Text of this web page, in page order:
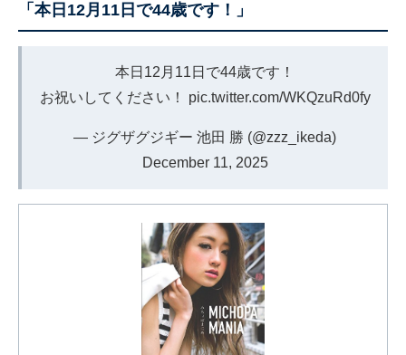
「本日12月11日で44歳です！」
本日12月11日で44歳です！
お祝いしてください！ pic.twitter.com/WKQzuRd0fy
— ジグザグジギー 池田 勝 (@zzz_ikeda)
December 11, 2025